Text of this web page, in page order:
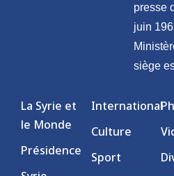
presse
juin
siège
La Syrie et
le Monde
Présidence
International
Culture
Sport